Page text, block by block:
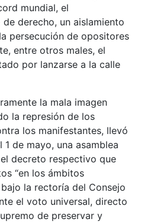
mundial, el
derecho, un aislamiento
persecución de opositores
entre otros males, el
por lanzarse a la calle
la mala imagen
la represión de los
los manifestantes, llevó
de mayo, una asamblea
decreto respectivo que
“en los ámbitos
la rectoría del Consejo
el voto universal, directo
de preservar y